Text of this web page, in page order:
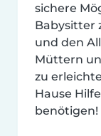
sichere
Babysitter
und den
Müttern
zu
Hause Hilfe
benötigen!